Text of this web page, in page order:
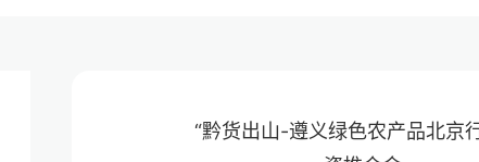
“黔货出山-遵义绿色农产品北京